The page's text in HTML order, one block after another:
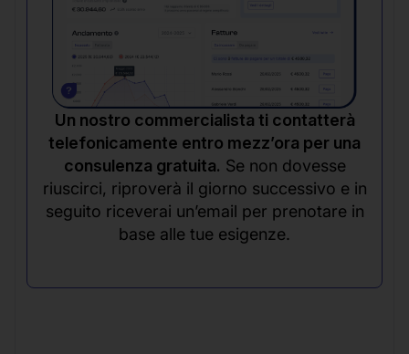
Un nostro commercialista ti contatterà
telefonicamente entro mezz’ora per una
consulenza gratuita. Se non dovesse
riuscirci, riproverà il giorno successivo e in
seguito riceverai un’email per prenotare in
base alle tue esigenze.